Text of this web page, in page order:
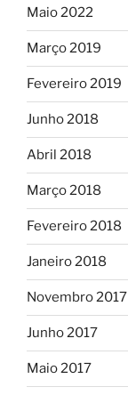
Maio 2022
Março 2019
Fevereiro 2019
Junho 2018
Abril 2018
Março 2018
Fevereiro 2018
Janeiro 2018
Novembro 2017
Junho 2017
Maio 2017